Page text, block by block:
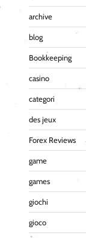
archive
blog
Bookkeeping
casino
categori
des jeux
Forex Reviews
game
games
giochi
gioco